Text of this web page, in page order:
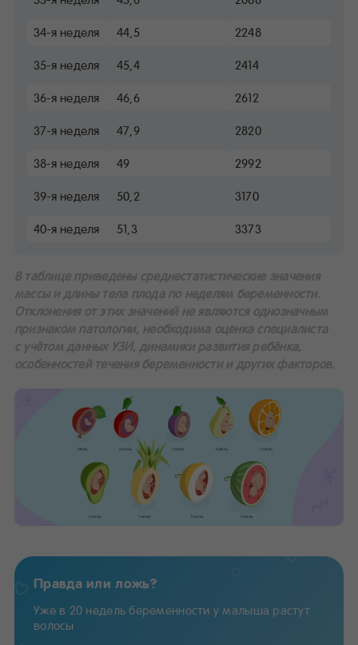
34-я неделя 44,5 2248
35-я неделя 45,4 2414
36-я неделя 46,6 2612
37-я неделя 47,9 2820
38-я неделя 49 2992
39-я неделя 50,2 3170
40-я неделя 51,3 3373
В таблице приведены среднестатистические значения
массы и длины тела плода по неделям беременности.
Отклонения от этих значений не являются однозначным
признаком патологии, необходима оценка специалиста
с учётом данных УЗИ, динамики развития ребёнка,
особенностей течения беременности и других факторов.
Правда или ложь?
Уже в 20 недель беременности у малыша растут
волосы